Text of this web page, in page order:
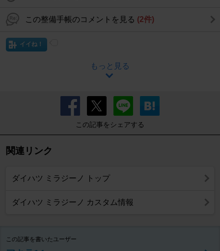
この整備手帳のコメントを見る (2件)
イイね！
もっと見る
この記事をシェアする
関連リンク
ダイハツ ミラジーノ トップ
ダイハツ ミラジーノ カスタム情報
この記事を書いたユーザー